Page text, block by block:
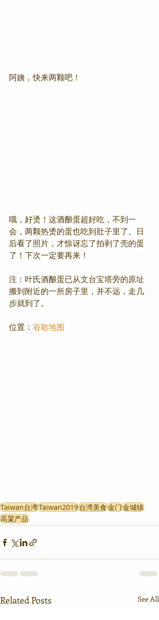
阿姨，快来两颗吧！
哦，好烫！这酒酿蛋超好吃，不到一
会，两颗热烫的蛋也吃到肚子里了。日
后看了照片，才惊讶忘了拍剥了壳的蛋
了！下次一定要再来！
注：叶氏酒酿蛋已从文台宝塔旁的原址
搬到附近的一所房子里，并不远，走几
步就到了。
位置： 谷歌地图
Taiwan台湾Taiwan2019台湾美食金门金城镇
高粱产品
Related Posts See All